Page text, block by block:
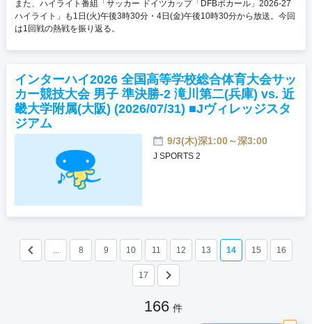
また、ハイライト番組「サッカー ドイツカップ「DFBポカール」2026-27
ハイライト」も1日(火)午後3時30分・4日(金)午後10時30分から放送。今回
は1回戦の熱戦を振り返る。
インターハイ2026 全国高等学校総合体育大会サッ
カー競技大会 男子 準決勝-2 滝川第二(兵庫) vs. 近
畿大学附属(大阪) (2026/07/31) ■Jヴィレッジスタ
ジアム
9/3(木)深1:00～深3:00
J SPORTS 2
keyboard_arrow_left ... 8 9 10 11 12 13 14 15 16
17 keyboard_arrow_right
166 件